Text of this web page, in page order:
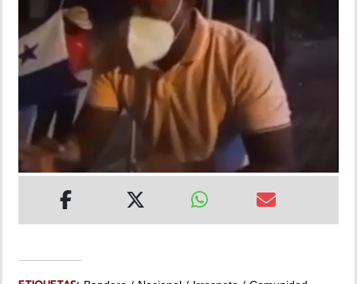
DEPORTES
MUNDO
MULTIMEDIA